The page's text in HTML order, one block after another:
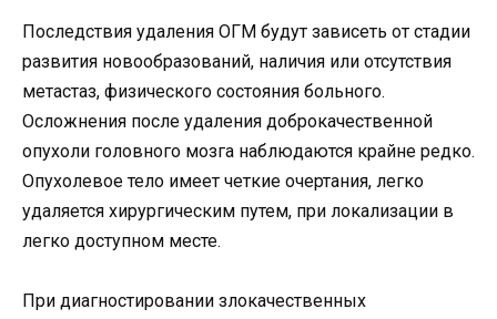
Последствия удаления ОГМ будут зависеть от стадии
развития новообразований, наличия или отсутствия
метастаз, физического состояния больного.
Осложнения после удаления доброкачественной
опухоли головного мозга наблюдаются крайне редко.
Опухолевое тело имеет четкие очертания, легко
удаляется хирургическим путем, при локализации в
легко доступном месте.
При диагностировании злокачественных